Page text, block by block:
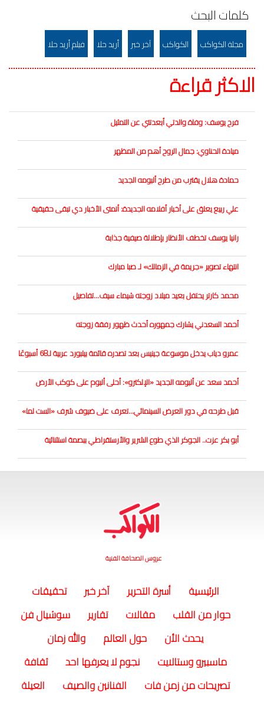
كلمات البحث
مجلة الكواكب الكواكب آخر خبر أريد حلا فيلم أريد حلا
الاكثر قراءة
فرح يوسف: وفاة والدتي أبعدتني عن التمثيل
ميادة الحناوي: جمال الروح أهم من المظهر
حمادة هلال يقترب من طرح ألبومه الجديد
علي ربيع يعلق على أخبار أفلامه الجديدة: أتمنى الأخبار دي تبقى حقيقية
رانيا يوسف تخطف الأنظار بإطلالة صيفية جذابة
انتهاء تصوير «جريمة في الزمالك» لـ صبا مبارك
محمد كارتر يحتفل بعيد ميلاد زوجته شيماء سيف...تفاصيل
أحمد السعدني يشارك جمهوره أحدث ظهور رفقة زوجته
عمرو دياب يدخل موسوعة جينيس بعد تصدره قائمة بيلبورد عربية لـ68 أسبوعًا
أحمد سعد عن ألبومه الجديد «الإلكترو»: أحلى ألبوم على كوكب الأرض
قبل طرحه في دور العرض السينمائي...تعرف على ضيوف شرف «الست لما»
أبو بكر عزت.. الجوكر الذي طوع الشرير والأرستقراطي ببصمة استثنائية
عروس الصحافة الفنية
الرئيسية أسرة التحرير آخر خبر
تحقيقات
حوار من القلب
مقالات تقارير
سوشيال فن
يحدث الأن
حول العالم
والله زمان
ماسبيرو وستالايت
نجوم لا يعرفها احد
ثقافة
تصريحات من زمن فات
الفنانين والصيف العيلة